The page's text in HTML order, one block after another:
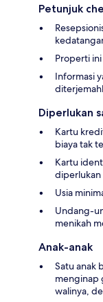
Petunjuk
Properti
Informasi
Diperlukan
Kartu
biaya tak
Kartu
diperlukan
Usia
Undang-
menikah
Anak-anak
Satu anak
menginap
walinya,